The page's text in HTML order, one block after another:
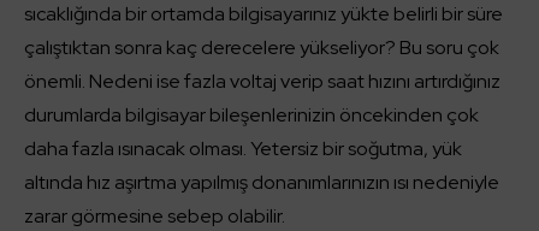
sıcaklığında bir ortamda bilgisayarınız yükte belirli bir süre
çalıştıktan sonra kaç derecelere yükseliyor? Bu soru çok
önemli. Nedeni ise fazla voltaj verip saat hızını artırdığınız
durumlarda bilgisayar bileşenlerinizin öncekinden çok
daha fazla ısınacak olması. Yetersiz bir soğutma, yük
altında hız aşırtma yapılmış donanımlarınızın ısı nedeniyle
zarar görmesine sebep olabilir.